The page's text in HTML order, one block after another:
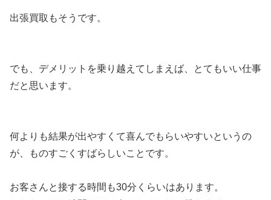
出張買取もそうです。
でも、デメリットを乗り越えてしまえば、とてもいい仕事
だと思います。
何よりも結果が出やすくて喜んでもらいやすいというの
が、ものすごくすばらしいことです。
お客さんと接する時間も30分くらいはあります。